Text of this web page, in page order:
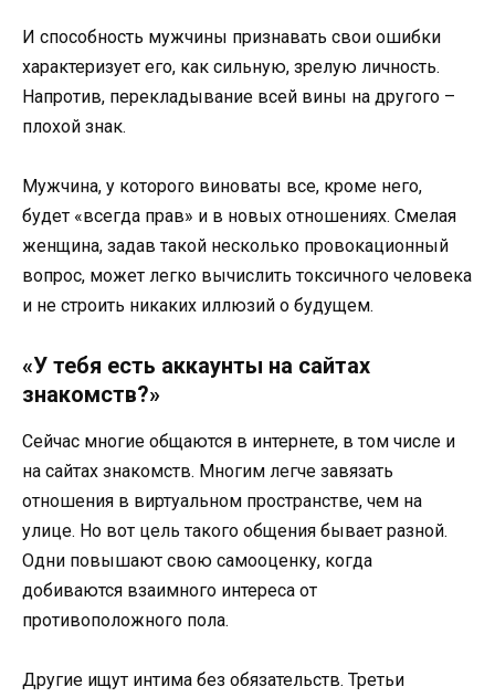
И способность мужчины признавать свои ошибки
характеризует его, как сильную, зрелую личность.
Напротив, перекладывание всей вины на другого –
плохой знак.
Мужчина, у которого виноваты все, кроме него,
будет «всегда прав» и в новых отношениях. Смелая
женщина, задав такой несколько провокационный
вопрос, может легко вычислить токсичного человека
и не строить никаких иллюзий о будущем.
«У тебя есть аккаунты на сайтах
знакомств?»
Сейчас многие общаются в интернете, в том числе и
на сайтах знакомств. Многим легче завязать
отношения в виртуальном пространстве, чем на
улице. Но вот цель такого общения бывает разной.
Одни повышают свою самооценку, когда
добиваются взаимного интереса от
противоположного пола.
Другие ищут интима без обязательств. Третьи